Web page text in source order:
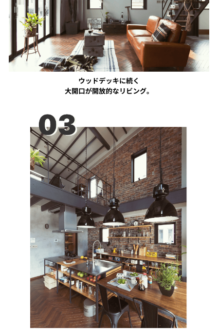
ウッドデッキに続く
大開口が開放的なリビング。